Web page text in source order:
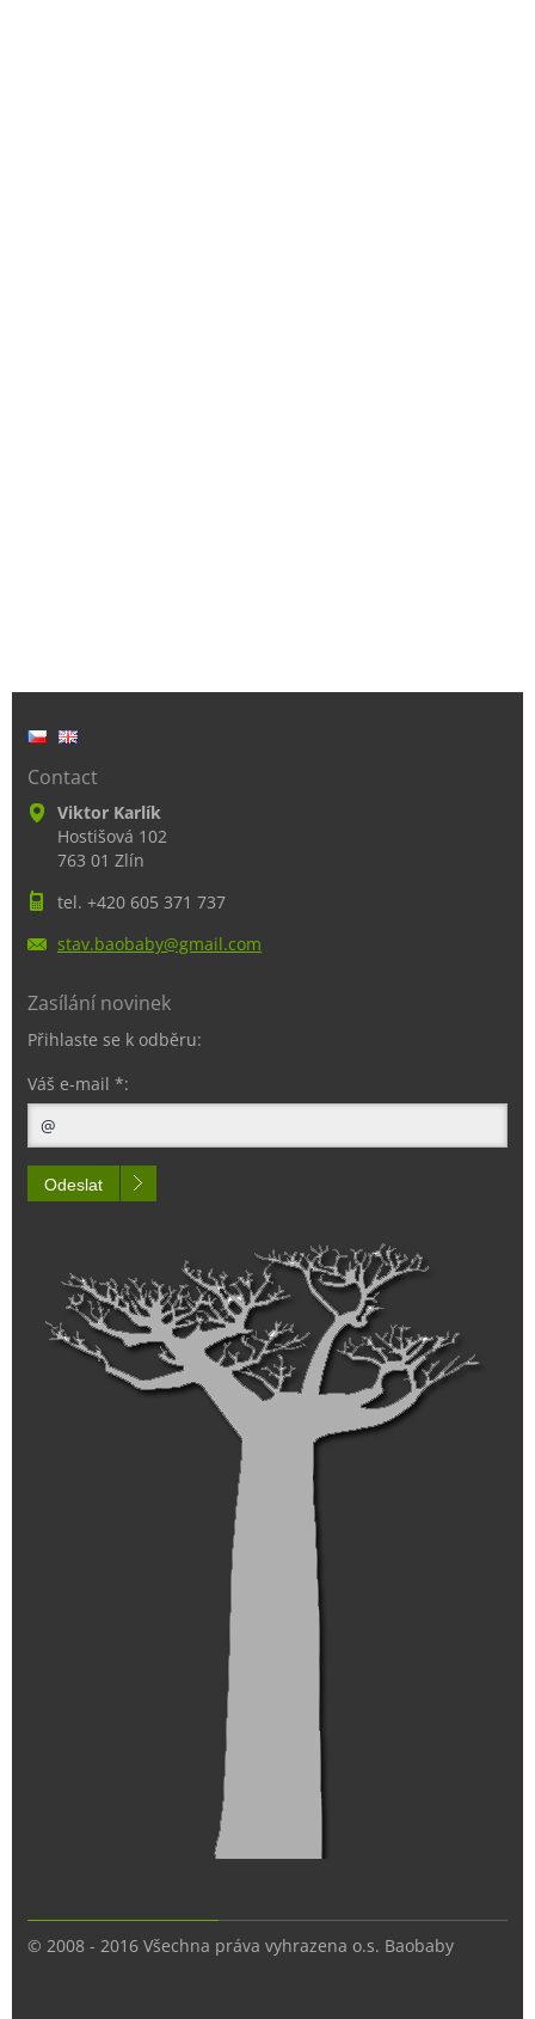
Contact
Viktor Karlík
Hostišová 102
763 01 Zlín
tel. +420 605 371 737
stav.baobaby@gmail.com
Zasílání novinek
Přihlaste se k odběru:
Váš e-mail *:
Odeslat
© 2008 - 2016 Všechna práva vyhrazena o.s. Baobaby